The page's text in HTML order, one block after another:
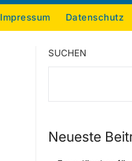
Impressum Datenschutz
SUCHEN
Neueste